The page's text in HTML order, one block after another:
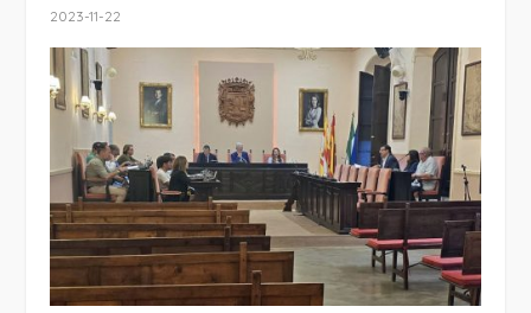
2023-11-22